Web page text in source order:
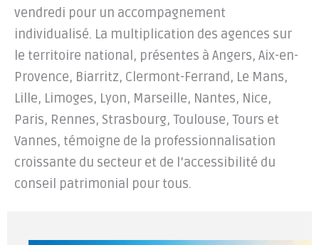
vendredi pour un accompagnement
individualisé. La multiplication des agences sur
le territoire national, présentes à Angers, Aix-en-
Provence, Biarritz, Clermont-Ferrand, Le Mans,
Lille, Limoges, Lyon, Marseille, Nantes, Nice,
Paris, Rennes, Strasbourg, Toulouse, Tours et
Vannes, témoigne de la professionnalisation
croissante du secteur et de l’accessibilité du
conseil patrimonial pour tous.